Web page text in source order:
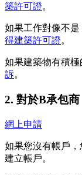
築許可證。
如果工作對像不是
得建築許可證。
如果建築物有積極
訴。
2. 對於B承包
網上申請
如果您沒有帳戶，
建立帳戶。